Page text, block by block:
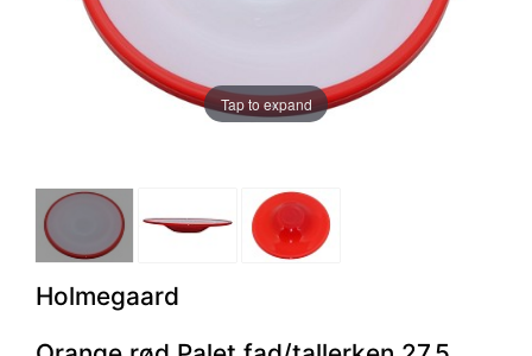
Tap to expand
Holmegaard